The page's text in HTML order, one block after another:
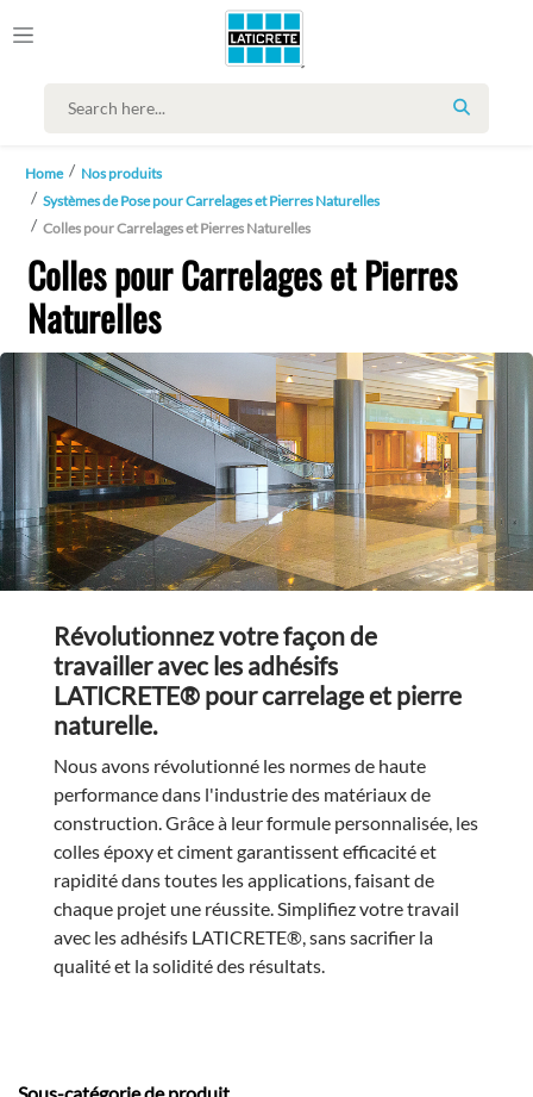
SEARCH
Home
Nos produits
Systèmes de Pose pour Carrelages et Pierres Naturelles
Colles pour Carrelages et Pierres Naturelles
Colles pour Carrelages et Pierres
Naturelles
Révolutionnez votre façon de
travailler avec les adhésifs
LATICRETE® pour carrelage et pierre
naturelle.
Nous avons révolutionné les normes de haute
performance dans l'industrie des matériaux de
construction. Grâce à leur formule personnalisée, les
colles époxy et ciment garantissent efficacité et
rapidité dans toutes les applications, faisant de
chaque projet une réussite. Simplifiez votre travail
avec les adhésifs LATICRETE®, sans sacrifier la
qualité et la solidité des résultats.